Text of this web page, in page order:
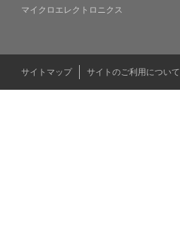
マイクロエレクトロニクス
サイトマップ サイトのご利用について